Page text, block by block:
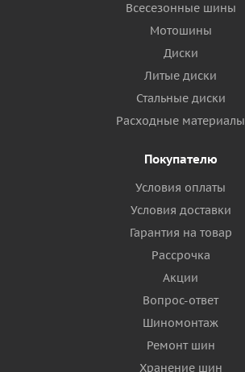
Всесезонные шины
Мотошины
Диски
Литые диски
Стальные диски
Расходные материалы
Покупателю
Условия оплаты
Условия доставки
Гарантия на товар
Рассрочка
Акции
Вопрос-ответ
Шиномонтаж
Ремонт шин
Хранение шин